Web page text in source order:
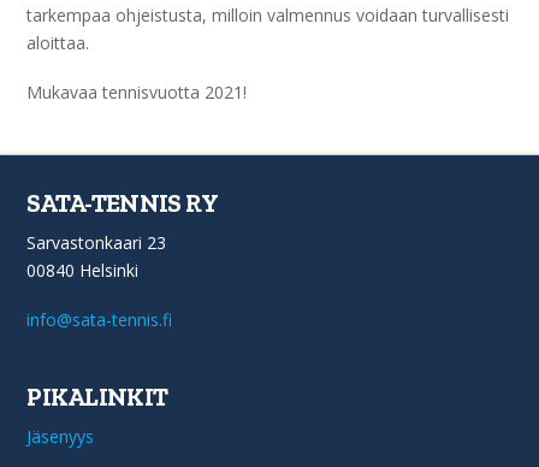
tarkempaa ohjeistusta, milloin valmennus voidaan turvallisesti
aloittaa.
Mukavaa tennisvuotta 2021!
SATA-TENNIS RY
Sarvastonkaari 23
00840 Helsinki
info@sata-tennis.fi
PIKALINKIT
Jäsenyys